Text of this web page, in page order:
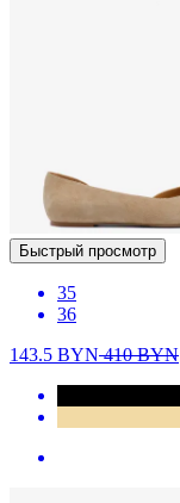
Быстрый просмотр
35
36
143.5 BYN410BYN